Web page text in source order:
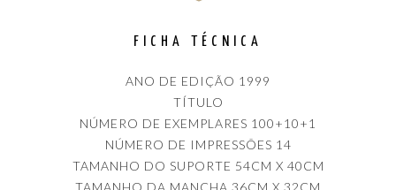
FICHA TÉCNICA
ANO DE EDIÇÃO 1999
TÍTULO
NÚMERO DE EXEMPLARES 100+10+1
NÚMERO DE IMPRESSÕES 14
TAMANHO DO SUPORTE 54CM X 40CM
TAMANHO DA MANCHA 36CM X 32CM